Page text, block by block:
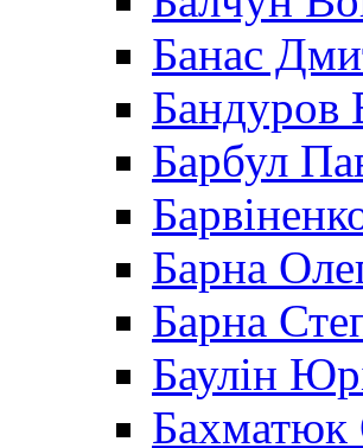
Банас
Бандуров
Барбул
Барна
Барна
Баулін
Бахматюк